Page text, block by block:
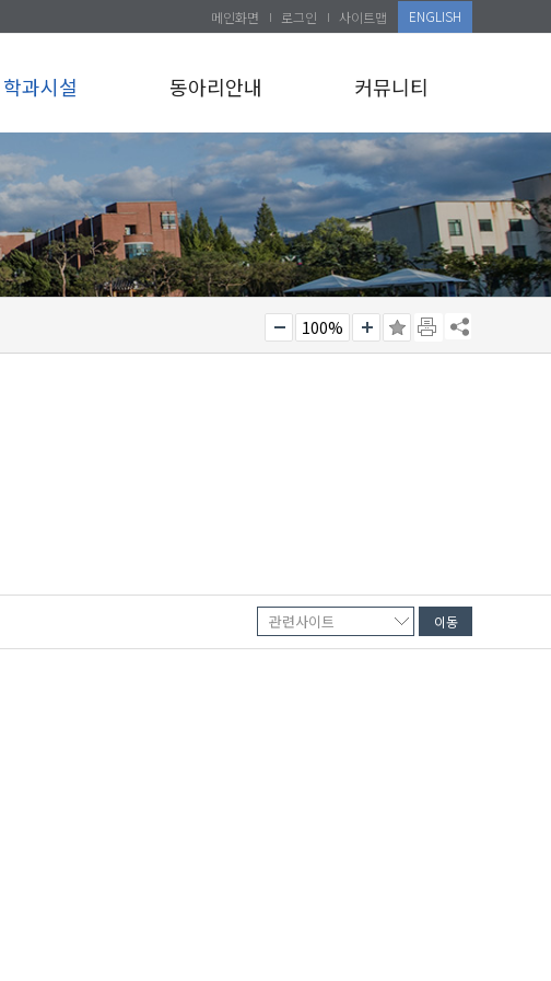
메인화면 로그인 사이트맵 ENGLISH
학과시설 동아리안내 커뮤니티
100%